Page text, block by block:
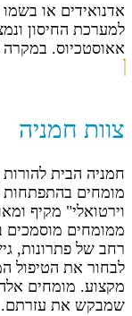
אדנואידים או
למערכת החיסון
אאוסטכיוס. במקרה
צוות חמניה
חמניה הבית
מומחים
וירטואלי" מקיף
ממומחים מוסמכים
רחב של פתרונות,
לבחור את הטיפול
מקצוע. מומחים
שמבקש את עזרתם.